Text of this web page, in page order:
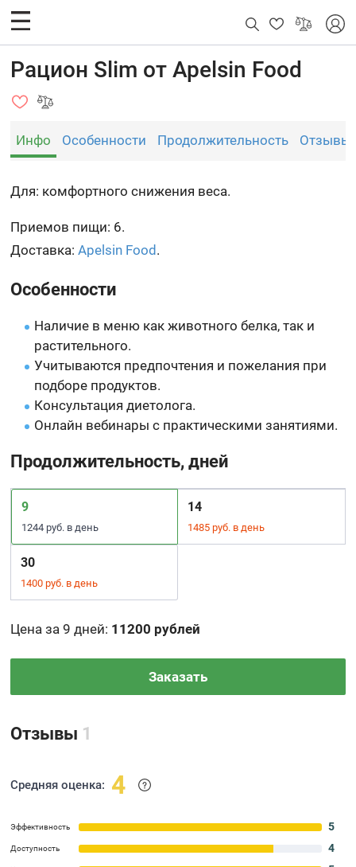
Рацион Slim от Apelsin Food
Инфо Особенности Продолжительность Отзывы
Для: комфортного снижения веса.
Приемов пищи: 6.
Доставка:Apelsin Food .
Особенности
Наличие в меню как животного белка, так и
растительного.
Учитываются предпочтения и пожелания при
подборе продуктов.
Консультация диетолога.
Онлайн вебинары с практическими занятиями.
Продолжительность, дней
9
1244 руб. в день
14
1485 руб. в день
30
1400 руб. в день
Цена за 9 дней: 11200 рублей
Заказать
Отзывы 1
Средняя оценка: 4
Эффективность 5
Доступность 4